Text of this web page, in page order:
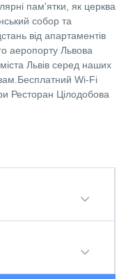
пам'ятки, як церква
собор та
від апартаментів
аеропорту Львова
Львів серед наших
Wi-Fi
Ресторан Цілодобова